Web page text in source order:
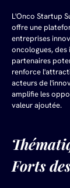
L'Onco Startup
offre une
entreprises
oncologues, des
partenaires
renforce
acteurs de
amplifie les
valeur ajoutée.
Forts